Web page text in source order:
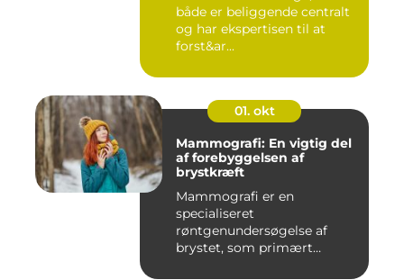
både er beliggende centralt
og har ekspertisen til at
forst&ar...
01. okt
Mammografi: En vigtig del
af forebyggelsen af
brystkræft
Mammografi er en
specialiseret
røntgenundersøgelse af
brystet, som primært